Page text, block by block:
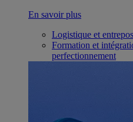
En savoir plus
Logistique et
Formation et
perfectionnement